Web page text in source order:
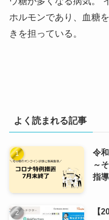
ホルモンであり、血糖
きを担っている。
よく読まれる記事
令
～
指
【